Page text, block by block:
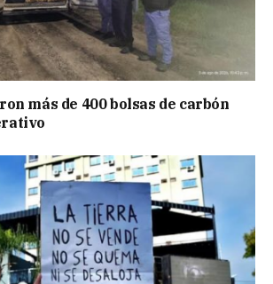
más de 400 bolsas de carbón